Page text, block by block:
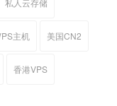
私人云存储
主机 美国CN2
香港VPS